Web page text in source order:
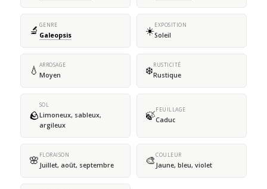
🔬 GENRE
Galeopsis ☀️EXPOSITION
Soleil
💧 ARROSAGE
Moyen ❄️RUSTICITÉ
Rustique
🪨
SOL
Limoneux, sableux,
argileux
🍃FEUILLAGE
Caduc
🌸 FLORAISON
Juillet, août, septembre 🎨COULEUR
Jaune, bleu, violet